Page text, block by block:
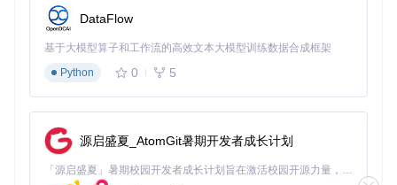
📌 设置步骤： 问题：如何让AntiMicroX自动为不同游戏加载
配置？ 解决方案：在配置好一个游戏的按键映射后，点击"Sa
ve As"保存配置文件，并以游戏名称命名。然后进入"Option
s"菜单，选择"Auto Profile"，点击"Add"添加游戏进程，选择对
应的配置文件。 验证步骤：启动游戏，观察AntiMicroX是否自
场景落地：3类游戏的手柄配置方案
动作冒险游戏：精准控制，畅快战斗
DataFlow
基于大模型算子和工作流的高效文本大模型训练数据合成框架
Python
0 5
源启盛夏_AtomGit暑期开发者成长计划
「源启盛夏」暑期校园开发者成长计划旨在激活校园开源力量，通过积分激励、认证扶持、资源倾斜等形式，引导高校组织和开发者完成「入驻 — 建项目 — 做贡献 — 获认证 — 得资源」的完整闭环。无论你是想带领社团入驻平台的组织者，还是希望用代码贡献证明自己的开发者，都能在这里找到属于你的成长路径。